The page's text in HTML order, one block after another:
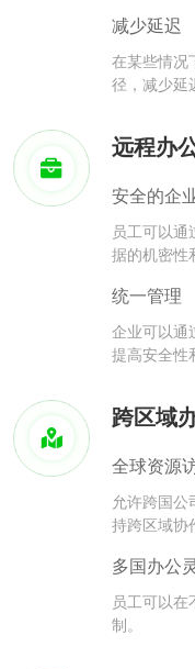
减少延迟
在某些情况
径，减少延
远程办
安全的企
员工可以通
据的机密性
统一管理
企业可以通
提高安全性
跨区域
全球资源
允许跨国
持跨区域协
多国办公
员工可以在
制。